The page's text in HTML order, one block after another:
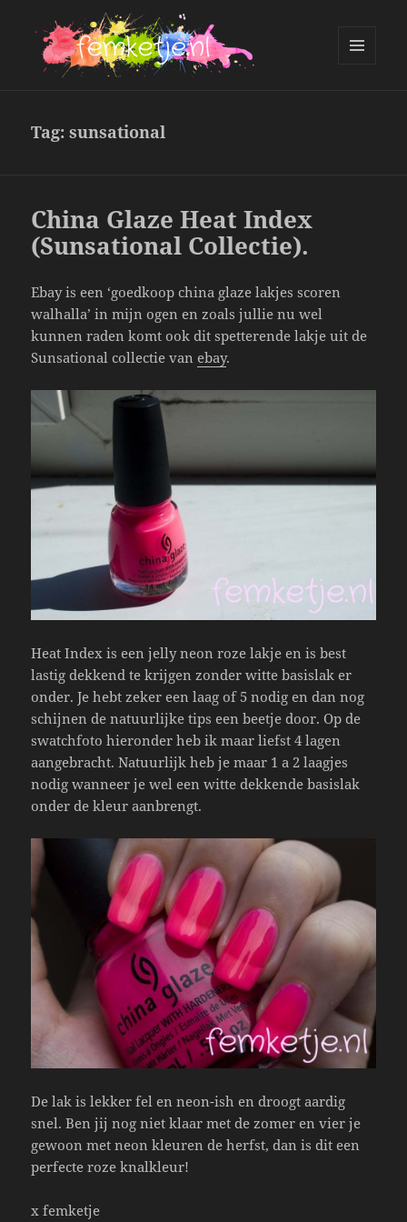
Tag:sunsational
China Glaze Heat Index
(Sunsational Collectie).
Ebay is een ‘goedkoop china glaze lakjes scoren
walhalla’ in mijn ogen en zoals jullie nu wel
kunnen raden komt ook dit spetterende lakje uit de
Sunsational collectie van ebay.
Heat Index is een jelly neon roze lakje en is best
lastig dekkend te krijgen zonder witte basislak er
onder. Je hebt zeker een laag of 5 nodig en dan nog
schijnen de natuurlijke tips een beetje door. Op de
swatchfoto hieronder heb ik maar liefst 4 lagen
aangebracht. Natuurlijk heb je maar 1 a 2 laagjes
nodig wanneer je wel een witte dekkende basislak
onder de kleur aanbrengt.
De lak is lekker fel en neon-ish en droogt aardig
snel. Ben jij nog niet klaar met de zomer en vier je
gewoon met neon kleuren de herfst, dan is dit een
perfecte roze knalkleur!
x femketje